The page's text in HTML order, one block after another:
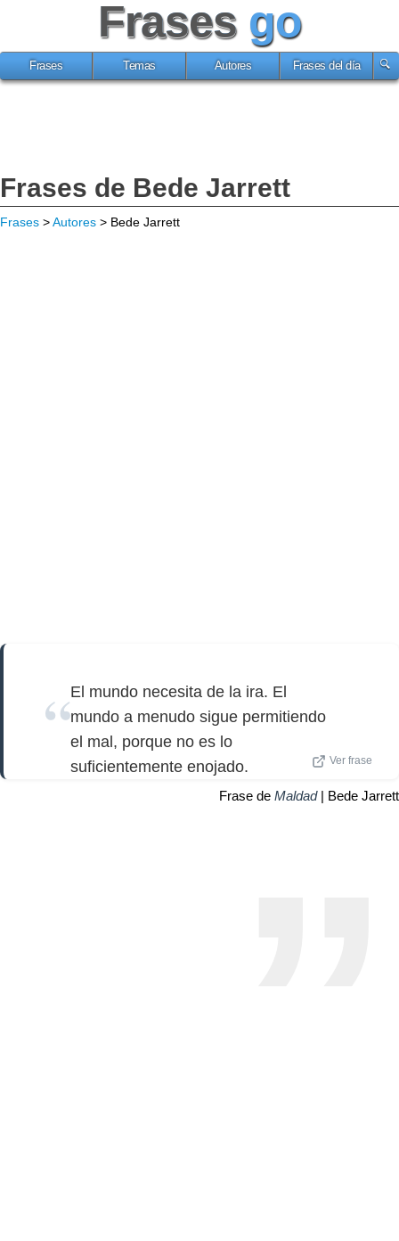
Frases go
Frases Temas Autores Frases del día
Frases de Bede Jarrett
Frases >Autores > Bede Jarrett
El mundo necesita de la ira. El
mundo a menudo sigue permitiendo
el mal, porque no es lo
suficientemente enojado.
Ver frase
Frase de Maldad| Bede Jarrett